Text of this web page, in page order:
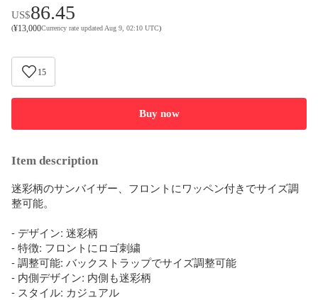
US$86.45
(¥13,000Currency rate updated Aug 9, 02:10 UTC)
15
Buy now
Item description
迷彩柄のサンバイザー、フロントにワッペン付きでサイズ調
整可能。
- デザイン: 迷彩柄
- 特徴: フロントにロゴ刺繍
- 調整可能: バックストラップでサイズ調整可能
- 内側デザイン: 内側も迷彩柄
- スタイル: カジュアル